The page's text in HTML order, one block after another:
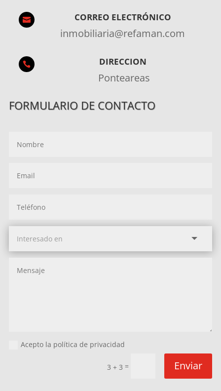
 CORREO ELECTRÓNICO
inmobiliaria@refaman.com
 DIRECCION
Ponteareas
FORMULARIO DE CONTACTO
Acepto la política de privacidad
3 + 3 = Enviar